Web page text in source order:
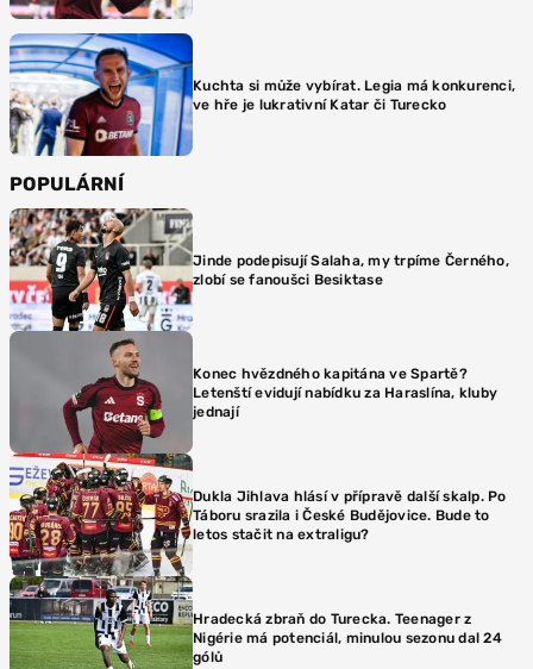
Kuchta si může vybírat. Legia má konkurenci,
ve hře je lukrativní Katar či Turecko
POPULÁRNÍ
Jinde podepisují Salaha, my trpíme Černého,
zlobí se fanoušci Besiktase
Konec hvězdného kapitána ve Spartě?
Letenští evidují nabídku za Haraslína, kluby
jednají
Dukla Jihlava hlásí v přípravě další skalp. Po
Táboru srazila i České Budějovice. Bude to
letos stačit na extraligu?
Hradecká zbraň do Turecka. Teenager z
Nigérie má potenciál, minulou sezonu dal 24
gólů